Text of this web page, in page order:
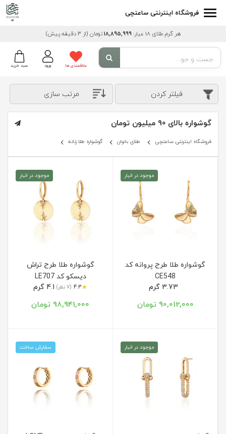
فروشگاه اینترنتی ساعتچی
هر گرم طلای 18 عیار: 18,895,999تومان (از 3 دقیقه پیش)
سبد خرید ورود علاقمندی ها
فیلتر کردن مرتب سازی
گوشواره بالای 90 میلیون تومان
فروشگاه اینترنتی ساعتچی طلای بانوان گوشواره طلا زنانه
موجود در انبار
گوشواره طلا طرح پروانه کد
CE548
90,012,000 تومان
موجود در انبار
گوشواره طلا طرح تراش
دیسکو کد LE707
★
4.3 (7 نظر)
98,941,000 تومان
موجود در انبار سفارش ساخت